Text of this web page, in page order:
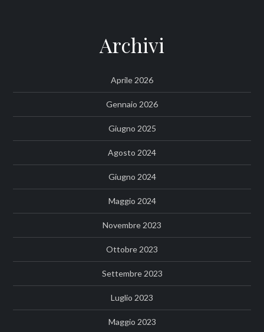
Archivi
Aprile 2026
Gennaio 2026
Giugno 2025
Agosto 2024
Giugno 2024
Maggio 2024
Novembre 2023
Ottobre 2023
Settembre 2023
Luglio 2023
Maggio 2023